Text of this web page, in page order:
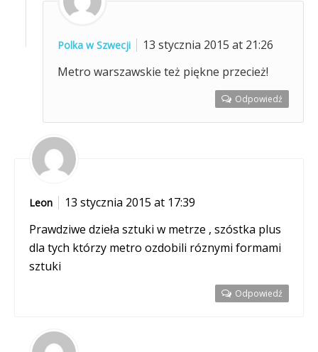
Polka w Szwecji
13 stycznia 2015 at 21:26
Metro warszawskie też piękne przecież!
Odpowiedź
Leon
13 stycznia 2015 at 17:39
Prawdziwe dzieła sztuki w metrze , szóstka plus
dla tych którzy metro ozdobili róznymi formami
sztuki
Odpowiedź